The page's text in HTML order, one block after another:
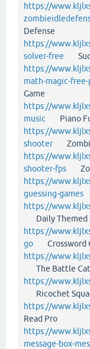
https://
Defense
https://
solver-free
https://
math-magic-
Game
https://
music Piano
https://
shooterZombie
https://
shooter-fps
https://
guessing-games
https://
Daily Themed
https://
go
https://
The Battle
https://
Ricochet
https://
Read Pro
https://
message-box-